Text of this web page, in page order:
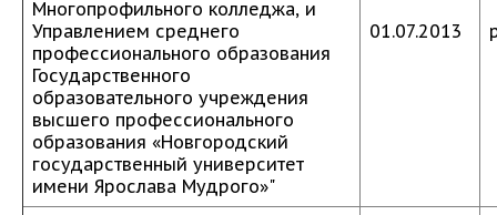
Многопрофильного колледжа, и
Управлением среднего
профессионального образования
Государственного
образовательного учреждения
высшего профессионального
образования «Новгородский
государственный университет
имени Ярослава Мудрого»"
01.07.2013